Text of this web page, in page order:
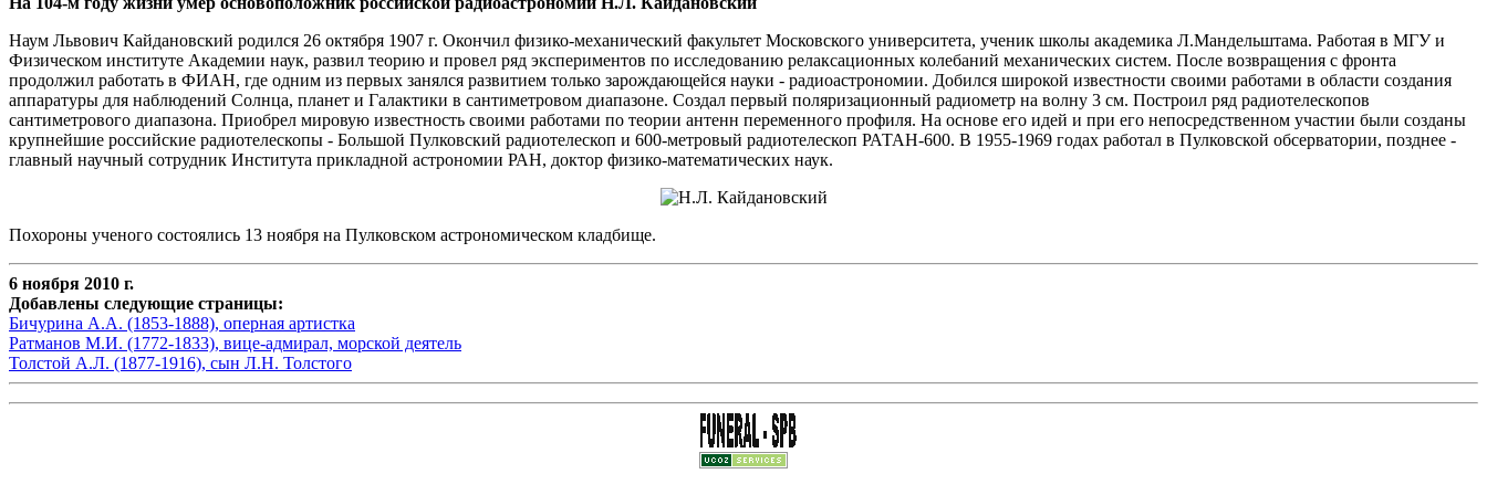
Наум Львович Кайдановский родился 26 октября 1907 г. Окончил физико-механический факультет Московского университета, ученик школы академика Л.Мандельштама. Работая в МГУ и
Физическом институте Академии наук, развил теорию и провел ряд экспериментов по исследованию релаксационных колебаний механических систем. После возвращения с фронта
продолжил работать в ФИАН, где одним из первых занялся развитием только зарождающейся науки - радиоастрономии. Добился широкой известности своими работами в области создания
аппаратуры для наблюдений Солнца, планет и Галактики в сантиметровом диапазоне. Создал первый поляризационный радиометр на волну 3 см. Построил ряд радиотелескопов
сантиметрового диапазона. Приобрел мировую известность своими работами по теории антенн переменного профиля. На основе его идей и при его непосредственном участии были созданы
крупнейшие российские радиотелескопы - Большой Пулковский радиотелескоп и 600-метровый радиотелескоп РАТАН-600. В 1955-1969 годах работал в Пулковской обсерватории, позднее -
главный научный сотрудник Института прикладной астрономии РАН, доктор физико-математических наук.
Похороны ученого состоялись 13 ноября на Пулковском астрономическом кладбище.
6 ноября 2010 г.
Добавлены следующие страницы:
Бичурина А.А. (1853-1888), оперная артистка
Ратманов М.И. (1772-1833), вице-адмирал, морской деятель
Толстой А.Л. (1877-1916), сын Л.Н. Толстого